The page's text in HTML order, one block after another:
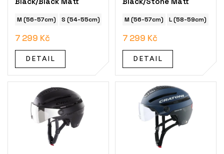
M (56-57cm) S (54-55cm) L (58-59cm) + 1 další
7 299 Kč
DETAIL
M (56-57cm) L (58-59cm)
7 299 Kč
DETAIL